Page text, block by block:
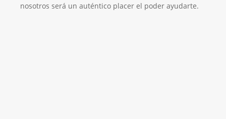
nosotros será un auténtico placer el poder ayudarte.